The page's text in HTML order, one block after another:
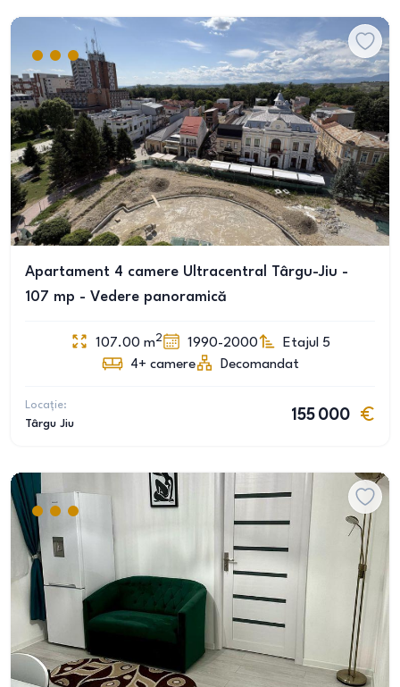
Apartament 4 camere Ultracentral Târgu-Jiu -
107 mp - Vedere panoramică
107.00 m2 1990-2000
Etajul 5
4+ camere Decomandat
Locație:
Târgu Jiu
155 000